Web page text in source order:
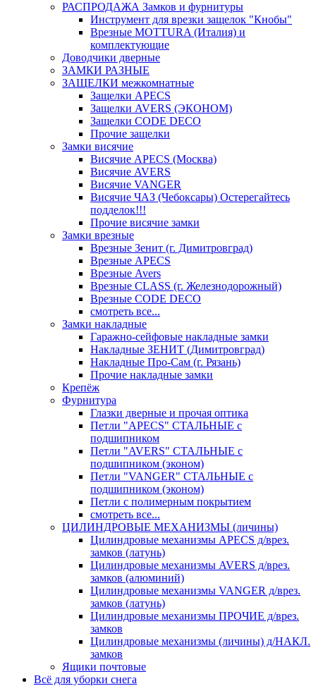
РАСПРОДАЖА Замков и фурнитуры
Инструмент для врезки защелок "Кнобы"
Врезные MOTTURA (Италия) и
комплектующие
Доводчики дверные
ЗАМКИ РАЗНЫЕ
ЗАЩЕЛКИ межкомнатные
Защелки APECS
Защелки AVERS (ЭКОНОМ)
Защелки CODE DECO
Прочие защелки
Замки висячие
Висячие APECS (Москва)
Висячие AVERS
Висячие VANGER
Висячие ЧАЗ (Чебоксары) Остерегайтесь
подделок!!!
Прочие висячие замки
Замки врезные
Врезные Зенит (г. Димитровград)
Врезные APECS
Врезные Avers
Врезные CLASS (г. Железнодорожный)
Врезные CODE DECO
смотреть все...
Замки накладные
Гаражно-сейфовые накладные замки
Накладные ЗЕНИТ (Димитровград)
Накладные Про-Сам (г. Рязань)
Прочие накладные замки
Крепёж
Фурнитура
Глазки дверные и прочая оптика
Петли "APECS" СТАЛЬНЫЕ с
подшипником
Петли "AVERS" СТАЛЬНЫЕ с
подшипником (эконом)
Петли "VANGER" СТАЛЬНЫЕ с
подшипником (эконом)
Петли с полимерным покрытием
смотреть все...
ЦИЛИНДРОВЫЕ МЕХАНИЗМЫ (личины)
Цилиндровые механизмы APECS д/врез.
замков (латунь)
Цилиндровые механизмы AVERS д/врез.
замков (алюминий)
Цилиндровые механизмы VANGER д/врез.
замков (латунь)
Цилиндровые механизмы ПРОЧИЕ д/врез.
замков
Цилиндровые механизмы (личины) д/НАКЛ.
замков
Ящики почтовые
Всё для уборки снега